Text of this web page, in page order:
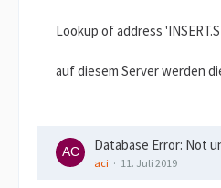
Lookup of address
auf diesem Server werden
Database Error: Not
aci 11. Juli 2019